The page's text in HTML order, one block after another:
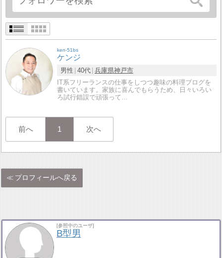
ken-51bs
ケンジ
男性 40代 兵庫県神戸市
IT系フリーランスの仕事をしつつ趣味の料理ブログを
書いています。家族に喜んでもらうため、日々いろい
ろ試行錯誤で頑張って…
前へ 1 次へ
プロフィールへ戻る
[参照中のユーザ]
B型男